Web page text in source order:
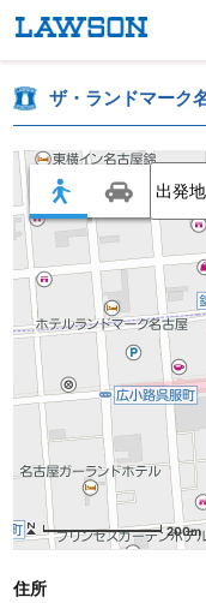
ザ・ランドマーク
200m
住所